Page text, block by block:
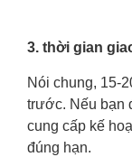
3. thời gian
Nói chung, 15-
trước. Nếu bạn
cung cấp kế
đúng hạn.